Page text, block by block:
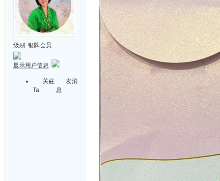
级别: 银牌会员
显示用户信息
关注
Ta
发消
息